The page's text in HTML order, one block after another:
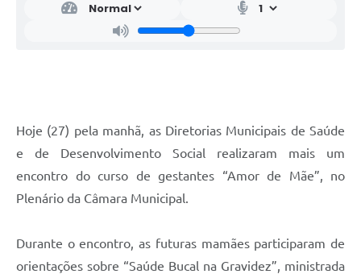
Hoje (27) pela manhã, as Diretorias Municipais de Saúde
e de Desenvolvimento Social realizaram mais um
encontro do curso de gestantes “Amor de Mãe”, no
Plenário da Câmara Municipal.
Durante o encontro, as futuras mamães participaram de
orientações sobre “Saúde Bucal na Gravidez”, ministrada